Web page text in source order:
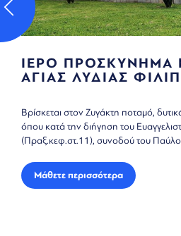
ΠΡΟΣΚΥΝΗΜΑ
ΛΥΔΙΑΣ
στον Ζυγάκτη ποταμό, δυτικά των
την διήγηση του Ευαγγελιστού Λουκά
συνοδού του Παύλου,...
περισσότερα